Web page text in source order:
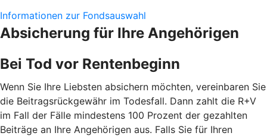
Informationen zur Fondsauswahl
Absicherung für Ihre Angehörigen
Bei Tod vor Rentenbeginn
Wenn Sie Ihre Liebsten absichern möchten, vereinbaren Sie
die Beitragsrückgewähr im Todesfall. Dann zahlt die R+V
im Fall der Fälle mindestens 100 Prozent der gezahlten
Beiträge an Ihre Angehörigen aus. Falls Sie für Ihren